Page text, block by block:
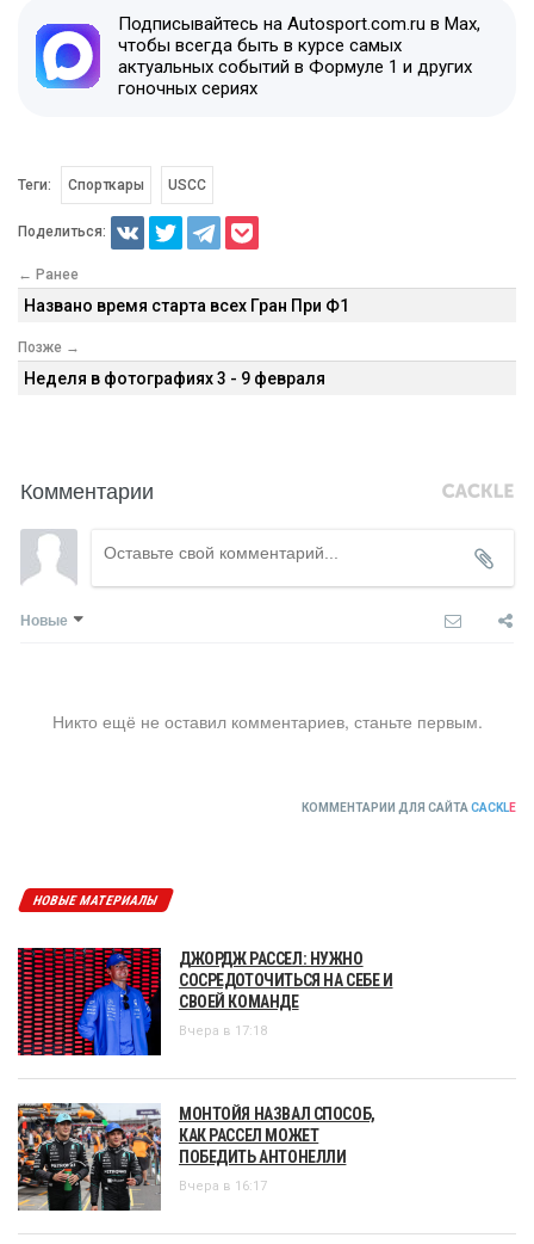
Подписывайтесь на Autosport.com.ru в Max,
чтобы всегда быть в курсе самых
актуальных событий в Формуле 1 и других
гоночных сериях
Теги: Спорткары USCC
Поделиться:
← Ранее
Названо время старта всех Гран При Ф1
Позже →
Неделя в фотографиях 3 - 9 февраля
Комментарии
Новые
Никто ещё не оставил комментариев, станьте первым.
КОММЕНТАРИИ ДЛЯ САЙТА CACKLE
НОВЫЕ МАТЕРИАЛЫ
ДЖОРДЖ РАССЕЛ: НУЖНО
СОСРЕДОТОЧИТЬСЯ НА СЕБЕ И
СВОЕЙ КОМАНДЕ
Вчера в 17:18
МОНТОЙЯ НАЗВАЛ СПОСОБ,
КАК РАССЕЛ МОЖЕТ
ПОБЕДИТЬ АНТОНЕЛЛИ
Вчера в 16:17